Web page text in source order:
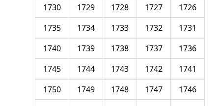
1726
1727
1728
1729
1730
1731
1732
1733
1734
1735
1736
1737
1738
1739
1740
1741
1742
1743
1744
1745
1746
1747
1748
1749
1750